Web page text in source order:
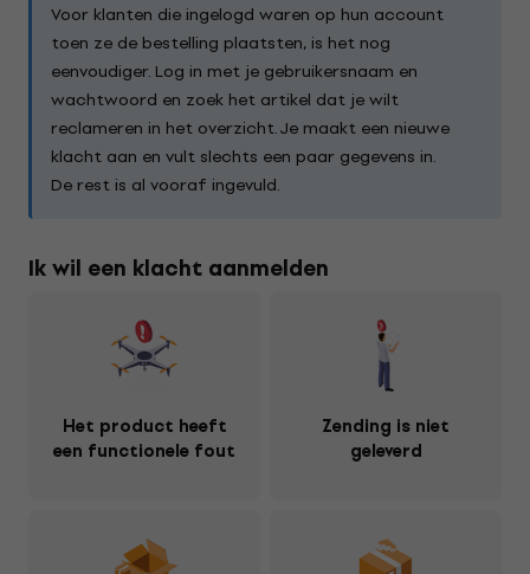
Voor klanten die ingelogd waren op hun account
toen ze de bestelling plaatsten, is het nog
eenvoudiger. Log in met je gebruikersnaam en
wachtwoord en zoek het artikel dat je wilt
reclameren in het overzicht. Je maakt een nieuwe
klacht aan en vult slechts een paar gegevens in.
De rest is al vooraf ingevuld.
Ik wil een klacht aanmelden
Het product heeft
een functionele fout
Zending is niet
geleverd